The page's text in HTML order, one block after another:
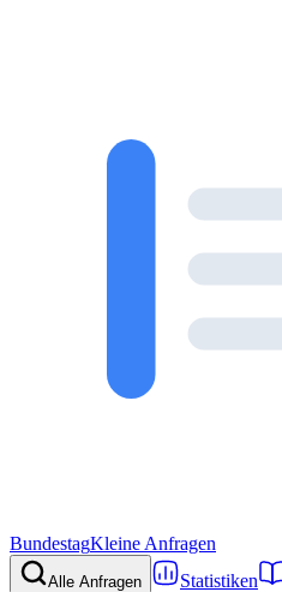
BundestagKleine Anfragen
Alle Anfragen Statistiken